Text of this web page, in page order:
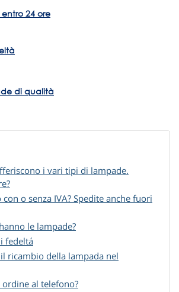
24 ore
di qualità
i vari tipi di lampade.
con o senza IVA? Spedite anche fuori
le lampade?
fedeltá
ricambio della lampada nel
ordine al telefono?